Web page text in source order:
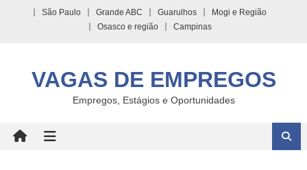
São Paulo Grande ABC Guarulhos
Mogi e Região
Osasco e região
Campinas
VAGAS DE EMPREGOS
Empregos, Estágios e Oportunidades